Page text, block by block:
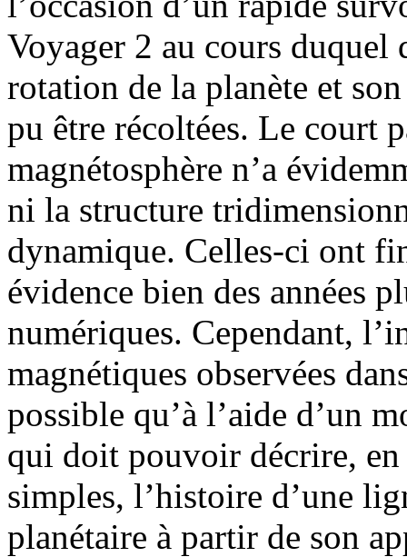
Voyager 2 au cours duquel
rotation de la planète et
pu être récoltées. Le court
magnétosphère n’a
ni la structure
dynamique. Celles-ci ont
évidence bien des années
numériques. Cependant,
magnétiques observées
possible qu’à l’aide d’un
qui doit pouvoir décrire, en
simples, l’histoire d’une
planétaire à partir de son